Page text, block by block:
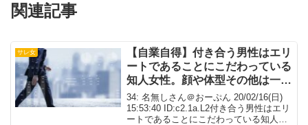
関連記事
サレ女
【自業自得】付き合う男性はエリ
ートであることにこだわっている
知人女性。顔や体型その他は一切
気にしないらしい。
34: 名無しさん＠おーぷん 20/02/16(日)
15:53:40 ID:c2.1a.L2付き合う男性はエリ
ートであることにこだわっている知人女